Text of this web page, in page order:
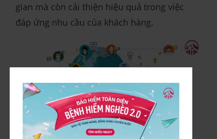
gian mà còn cải thiện hiệu quả trong việc
đáp ứng nhu cầu của khách hàng.